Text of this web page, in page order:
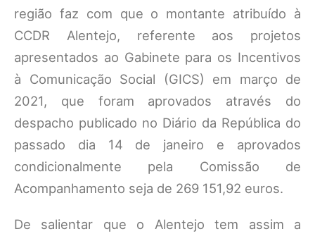
região faz com que o montante atribuído à
CCDR Alentejo, referente aos projetos
apresentados ao Gabinete para os Incentivos
à Comunicação Social (GICS) em março de
2021, que foram aprovados através do
despacho publicado no Diário da República do
passado dia 14 de janeiro e aprovados
condicionalmente pela Comissão de
Acompanhamento seja de 269 151,92 euros.
De salientar que o Alentejo tem assim a